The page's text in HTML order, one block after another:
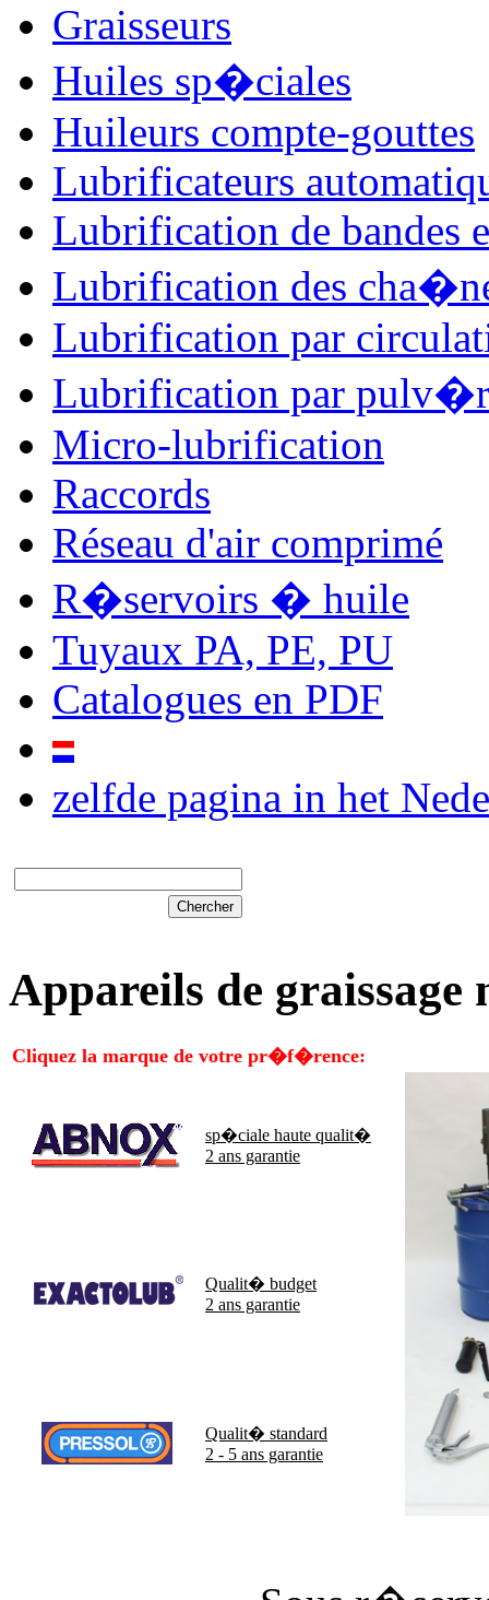
Graisseurs
Huiles sp�ciales
Huileurs compte-gouttes
Lubrificateurs
Lubrification de bandes
Lubrification des
Lubrification par
Lubrification par
Micro-lubrification
Raccords
Réseau d'air comprimé
R�servoirs � huile
Tuyaux PA, PE, PU
Catalogues en PDF
zelfde pagina in het
Appareils de graissage
Cliquez la marque de votre pr�f�rence:
sp�ciale haute qualit�
2 ans garantie
Qualit� budget
2 ans garantie
Qualit� standard
2 - 5 ans garantie